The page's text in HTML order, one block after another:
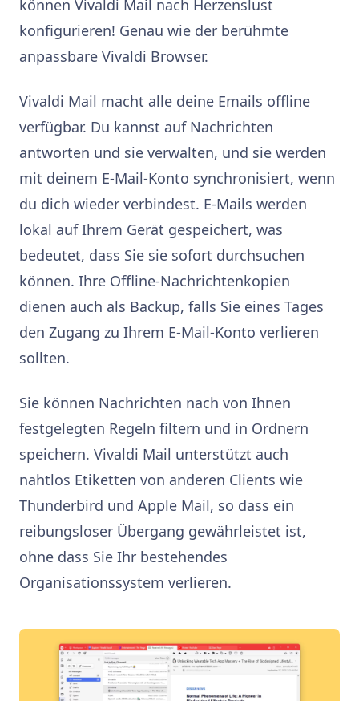
können Vivaldi Mail nach Herzenslust
konfigurieren! Genau wie der berühmte
anpassbare Vivaldi Browser.
Vivaldi Mail macht alle deine Emails offline
verfügbar. Du kannst auf Nachrichten
antworten und sie verwalten, und sie werden
mit deinem E-Mail-Konto synchronisiert, wenn
du dich wieder verbindest. E-Mails werden
lokal auf Ihrem Gerät gespeichert, was
bedeutet, dass Sie sie sofort durchsuchen
können. Ihre Offline-Nachrichtenkopien
dienen auch als Backup, falls Sie eines Tages
den Zugang zu Ihrem E-Mail-Konto verlieren
sollten.
Sie können Nachrichten nach von Ihnen
festgelegten Regeln filtern und in Ordnern
speichern. Vivaldi Mail unterstützt auch
nahtlos Etiketten von anderen Clients wie
Thunderbird und Apple Mail, so dass ein
reibungsloser Übergang gewährleistet ist,
ohne dass Sie Ihr bestehendes
Organisationssystem verlieren.